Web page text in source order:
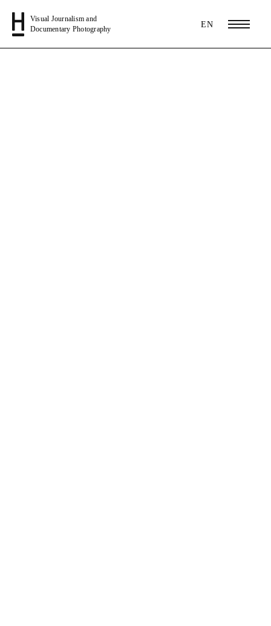
Visual Journalism and
Documentary Photography
EN